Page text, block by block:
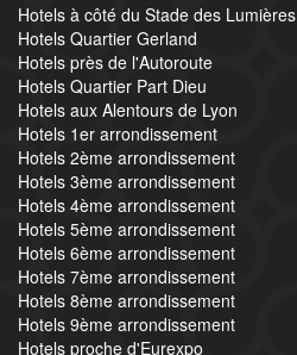
Hotels à côté du Stade des Lumières
Hotels Quartier Gerland
Hotels près de l'Autoroute
Hotels Quartier Part Dieu
Hotels aux Alentours de Lyon
Hotels 1er arrondissement
Hotels 2ème arrondissement
Hotels 3ème arrondissement
Hotels 4ème arrondissement
Hotels 5ème arrondissement
Hotels 6ème arrondissement
Hotels 7ème arrondissement
Hotels 8ème arrondissement
Hotels 9ème arrondissement
Hotels proche d'Eurexpo